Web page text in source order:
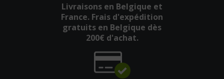
Livraisons en Belgique et
France. Frais d'expédition
gratuits en Belgique dès
200€ d'achat.